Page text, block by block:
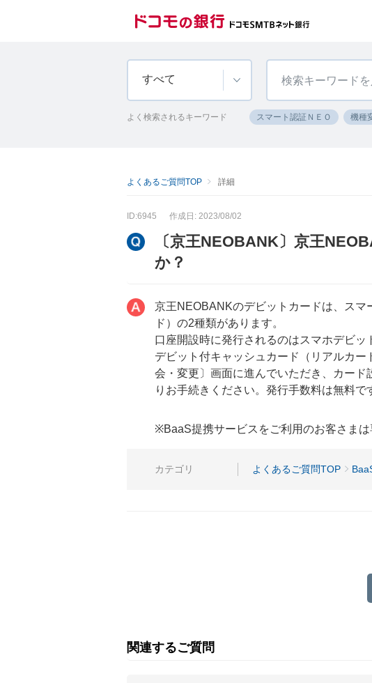
すべて
よく検索されるキーワード スマート認証ＮＥＯ 機種
よくあるご質問TOP 詳細
ID:6945 作成日: 2023/08/02
〔京王NEOBANK〕京王
か？
京王NEOBANKのデビットカードは、ス
ド）の2種類があります。
口座開設時に発行されるのはスマホデビッ
デビット付キャッシュカード（リアルカ
会・変更〕画面に進んでいただき、カー
りお手続きください。発行手数料は無料で
※BaaS提携サービスをご利用のお客さま
カテゴリ よくあるご質問TOP
関連するご質問